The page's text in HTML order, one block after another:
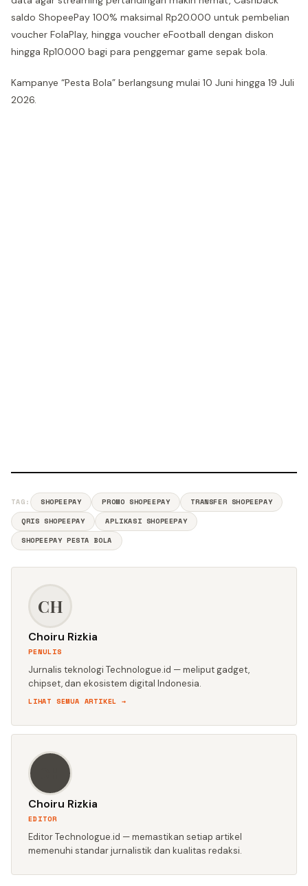
saldo ShopeePay 100% maksimal Rp20.000 untuk pembelian
voucher FolaPlay, hingga voucher eFootball dengan diskon
hingga Rp10.000 bagi para penggemar game sepak bola.
Kampanye “Pesta Bola” berlangsung mulai 10 Juni hingga 19 Juli
2026.
TAG: SHOPEEPAY PROMO SHOPEEPAY
TRANSFER SHOPEEPAY
QRIS SHOPEEPAY
APLIKASI SHOPEEPAY
SHOPEEPAY PESTA BOLA
CH
Choiru Rizkia
PENULIS
Jurnalis teknologi Technologue.id — meliput gadget,
chipset, dan ekosistem digital Indonesia.
LIHAT SEMUA ARTIKEL →
Choiru Rizkia
EDITOR
Editor Technologue.id — memastikan setiap artikel
memenuhi standar jurnalistik dan kualitas redaksi.